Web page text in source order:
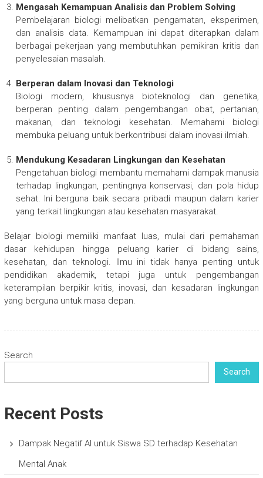
Mengasah Kemampuan Analisis dan Problem Solving
Pembelajaran biologi melibatkan pengamatan, eksperimen,
dan analisis data. Kemampuan ini dapat diterapkan dalam
berbagai pekerjaan yang membutuhkan pemikiran kritis dan
penyelesaian masalah.
Berperan dalam Inovasi dan Teknologi
Biologi modern, khususnya bioteknologi dan genetika,
berperan penting dalam pengembangan obat, pertanian,
makanan, dan teknologi kesehatan. Memahami biologi
membuka peluang untuk berkontribusi dalam inovasi ilmiah.
Mendukung Kesadaran Lingkungan dan Kesehatan
Pengetahuan biologi membantu memahami dampak manusia
terhadap lingkungan, pentingnya konservasi, dan pola hidup
sehat. Ini berguna baik secara pribadi maupun dalam karier
yang terkait lingkungan atau kesehatan masyarakat.
Belajar biologi memiliki manfaat luas, mulai dari pemahaman
dasar kehidupan hingga peluang karier di bidang sains,
kesehatan, dan teknologi. Ilmu ini tidak hanya penting untuk
pendidikan akademik, tetapi juga untuk pengembangan
keterampilan berpikir kritis, inovasi, dan kesadaran lingkungan
yang berguna untuk masa depan.
Search
Search
Recent Posts
Dampak Negatif AI untuk Siswa SD terhadap Kesehatan
Mental Anak